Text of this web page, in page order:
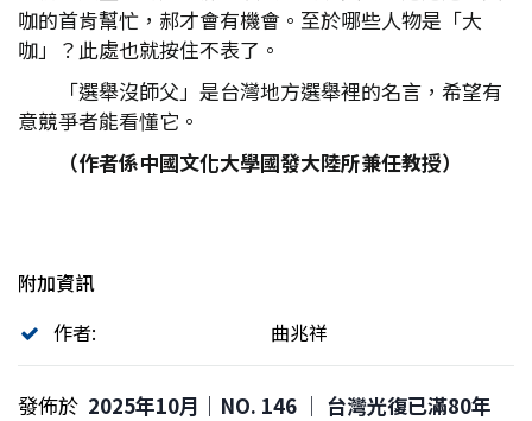
咖的首肯幫忙，郝才會有機會。至於哪些人物是「大
咖」？此處也就按住不表了。
「選舉沒師父」是台灣地方選舉裡的名言，希望有
意競爭者能看懂它。
（作者係中國文化大學國發大陸所兼任教授）
附加資訊
作者:
曲兆祥
發佈於 2025年10月｜NO. 146 │ 台灣光復已滿80年